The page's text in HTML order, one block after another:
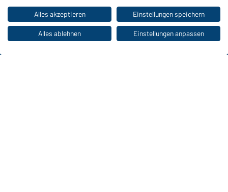
Zum Privatkunden-Shop
WORKWEAR COLLECTION
Die ideale Wahl für Professionals: Kollektionen
entdecken!
Alles akzeptieren Einstellungen speichern
Alles ablehnen Einstellungen anpassen